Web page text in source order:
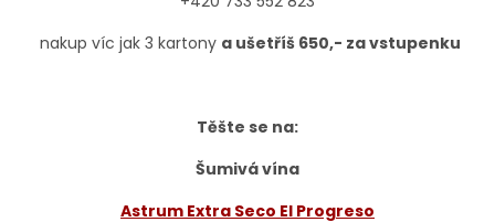
nakup víc jak 3 kartony a ušetříš 650,- za vstupenku
Těšte se na:
Šumivá vína
Astrum Extra Seco El Progreso